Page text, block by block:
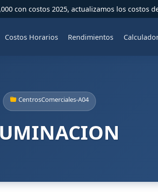
con costos 2025, actualizamos los costos
Costos Horarios Rendimientos
CentrosComerciales-A04